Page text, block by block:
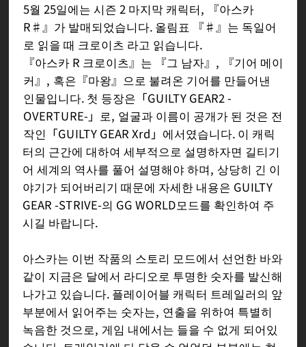
5월 25일에는 시즌 2 마지막 캐릭터, 『아스카
R♯』가 발매되었습니다. 올림표 『♯』는 독일어
로 읽을 때 크로이츠 라고 읽습니다.
『아스카 R 크로이츠』는 『그 남자』, 『기어 메이
커』, 혹은『마왕』으로 불려온 기어를 만들어낸
인물입니다. 첫 등장은「GUILTY GEAR2 -
OVERTURE-」로, 얼굴과 이름이 공개가 된 것은 전
작인「GUILTY GEAR Xrd」에서였습니다. 이 캐릭
터의 근간에 대하여 세부적으로 설명하자면 길티기
어 세계의 역사를 풀어 설명해야 하며, 상당히 긴 이
야기가 되어버리기 때문에 자세한 내용은 GUILTY
GEAR -STRIVE-의 GG WORLD모드를 확인하여 주
시길 바랍니다.
아스카는 이번 작품의 스토리 모드에서 선언한 바와
같이 지금은 달에서 라디오로 투명한 숫자를 발신해
나가고 있습니다. 플레이어블 캐릭터 트레일러의 앞
부분에서 읽어주는 숫자는, 연출을 위하여 특별히
녹음한 것으로, 게임 내에서는 들을 수 없게 되어있